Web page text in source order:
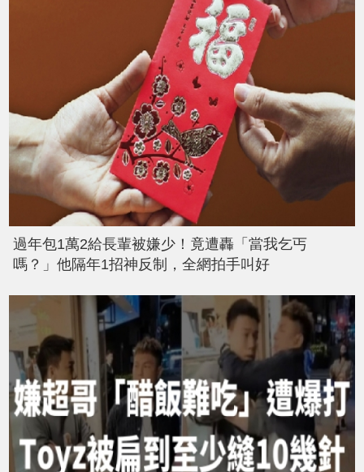
過年包1萬2給長輩被嫌少！竟遭轟「當我乞丐
嗎？」他隔年1招神反制，全網拍手叫好